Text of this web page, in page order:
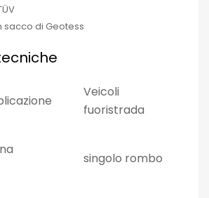
sacco di Geotess
Veicoli
fuoristrada
singolo rombo